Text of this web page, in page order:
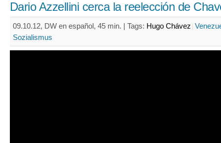
Dario Azzellini cerca la reelección de
09.10.12, DW en español, 45 min. | Tags: Hugo Chávez
Sozialismus